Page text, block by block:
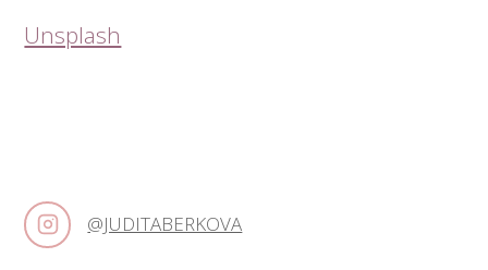
Unsplash
@JUDITABERKOVA